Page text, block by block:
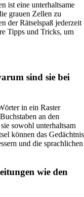
ist eine unterhaltsame
grauen Zellen zu
der Rätselspaß jederzeit
Tipps und Tricks, um
sind sie bei
in ein Raster
an den
sowohl unterhaltsam
können das Gedächtnis
und die sprachlichen
wie den